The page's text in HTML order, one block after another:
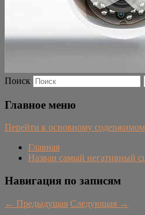
Поиск
Главное меню
Перейти к основному
Главная
Назван самый негативный
Навигация по записям
← Предыдущая Следующая →